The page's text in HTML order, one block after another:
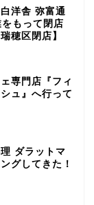
洋舎 弥富通
もって閉店
穂区閉店】
専門店『フィ
ュ』へ行って
ダラットマ
グしてきた！